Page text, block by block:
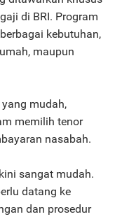
di BRI. Program
kebutuhan,
maupun
mudah,
memilih tenor
nasabah.
sangat mudah.
datang ke
dan prosedur